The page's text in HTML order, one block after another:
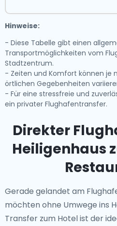
Hinweise:
- Diese Tabelle gibt einen
Transportmöglichkeiten vom
Stadtzentrum.
- Zeiten und Komfort können je
örtlichen Gegebenheiten
- Für eine stressfreie und
ein privater Flughafentransfer.
Direkter
Heiligenhaus
Gerade gelandet am
möchten ohne Umwege ins
Transfer zum Hotelist der